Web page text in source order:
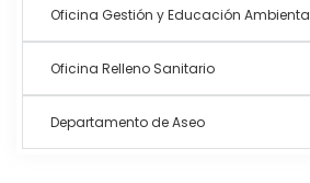
Oficina Gestión y Educación
Oficina Relleno Sanitario
Departamento de Aseo